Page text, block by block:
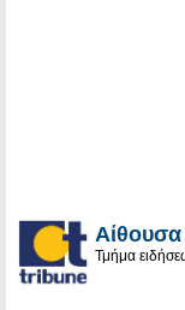
Αίθουσα
Τμήμα